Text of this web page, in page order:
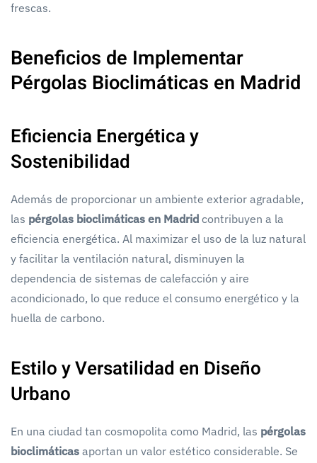
frescas.
Beneficios de Implementar
Pérgolas Bioclimáticas en Madrid
Eficiencia Energética y
Sostenibilidad
Además de proporcionar un ambiente exterior agradable,
las pérgolas bioclimáticas en Madrid contribuyen a la
eficiencia energética. Al maximizar el uso de la luz natural
y facilitar la ventilación natural, disminuyen la
dependencia de sistemas de calefacción y aire
acondicionado, lo que reduce el consumo energético y la
huella de carbono.
Estilo y Versatilidad en Diseño
Urbano
En una ciudad tan cosmopolita como Madrid, las pérgolas
bioclimáticas aportan un valor estético considerable. Se